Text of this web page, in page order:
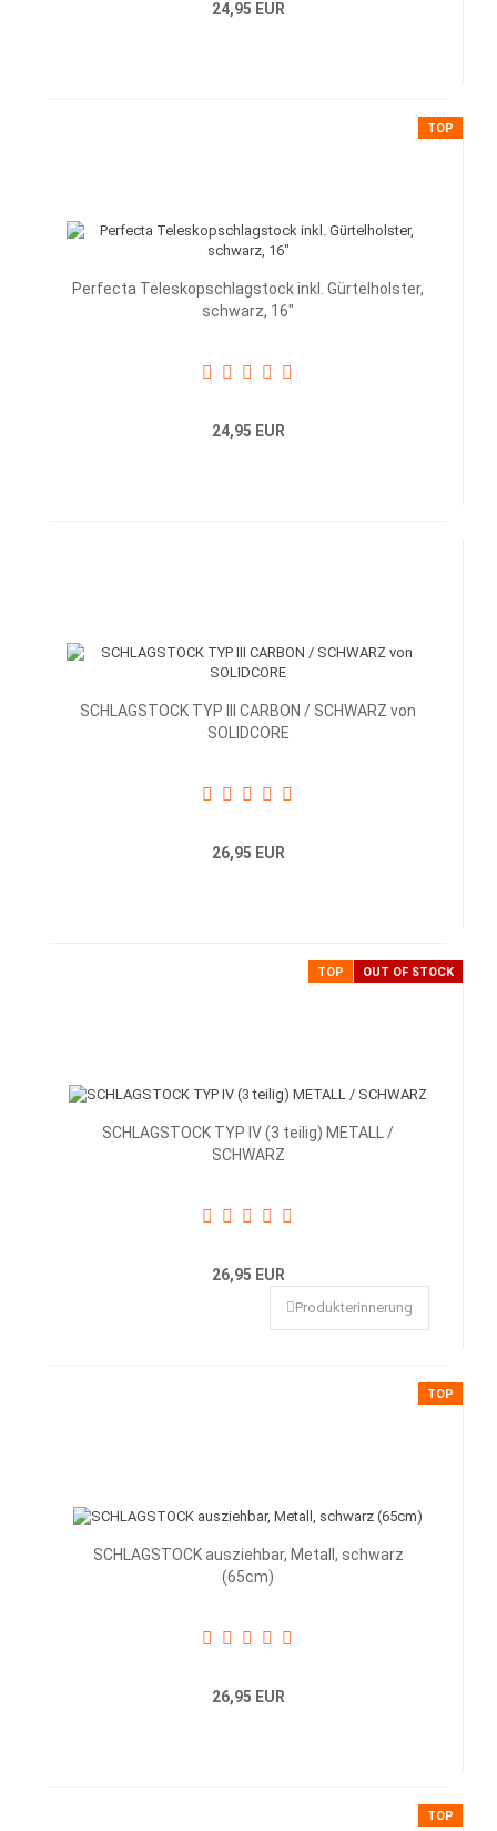
24,95 EUR
TOP
Perfecta Teleskopschlagstock inkl. Gürtelholster,
schwarz, 16"
24,95 EUR
SCHLAGSTOCK TYP III CARBON / SCHWARZ von
SOLIDCORE
26,95 EUR
TOP OUT OF STOCK
SCHLAGSTOCK TYP IV (3 teilig) METALL /
SCHWARZ
26,95 EUR
Produkterinnerung
TOP
SCHLAGSTOCK ausziehbar, Metall, schwarz
(65cm)
26,95 EUR
TOP